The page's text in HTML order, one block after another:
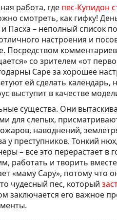
работа, где пес-Купидон
смотреть, как гифку!
Пасха – неполный список
настроения и
Посредством
со зрителем «от
Саре за хорошее
ей сделать календарь,
выступит в качестве
существа. Они
для слепых,
наводнений,
у преступников. Тонкий
– все это перерастает в
работать и творить
«маму Сару», потому что
чудесный пес, который
заключается его важное